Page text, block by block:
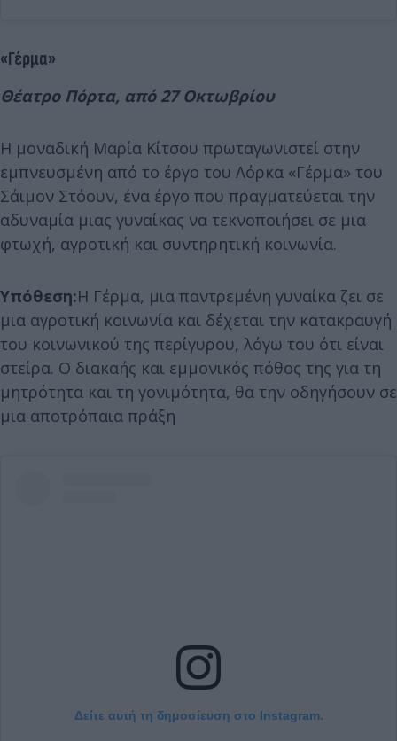
«Γέρμα»
Θέατρο Πόρτα, από 27 Οκτωβρίου
Η μοναδική Μαρία Κίτσου πρωταγωνιστεί στην
εμπνευσμένη από το έργο του Λόρκα «Γέρμα» του
Σάιμον Στόουν, ένα έργο που πραγματεύεται την
αδυναμία μιας γυναίκας να τεκνοποιήσει σε μια
φτωχή, αγροτική και συντηρητική κοινωνία.
Υπόθεση:Η Γέρμα, μια παντρεμένη γυναίκα ζει σε
μια αγροτική κοινωνία και δέχεται την κατακραυγή
του κοινωνικού της περίγυρου, λόγω του ότι είναι
στείρα. Ο διακαής και εμμονικός πόθος της για τη
μητρότητα και τη γονιμότητα, θα την οδηγήσουν σε
μια αποτρόπαια πράξη
Δείτε αυτή τη δημοσίευση στο Instagram.